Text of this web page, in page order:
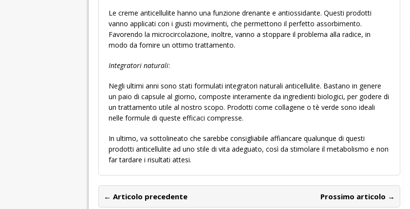
Le creme anticellulite hanno una funzione drenante e antiossidante. Questi prodotti
vanno applicati con i giusti movimenti, che permettono il perfetto assorbimento.
Favorendo la microcircolazione, inoltre, vanno a stoppare il problema alla radice, in
modo da fornire un ottimo trattamento.
Integratori naturali:
Negli ultimi anni sono stati formulati integratori naturali anticellulite. Bastano in genere
un paio di capsule al giorno, composte interamente da ingredienti biologici, per godere di
un trattamento utile al nostro scopo. Prodotti come collagene o tè verde sono ideali
nelle formule di queste efficaci compresse.
In ultimo, va sottolineato che sarebbe consigliabile affiancare qualunque di questi
prodotti anticellulite ad uno stile di vita adeguato, così da stimolare il metabolismo e non
far tardare i risultati attesi.
← Articolo precedente Prossimo articolo →